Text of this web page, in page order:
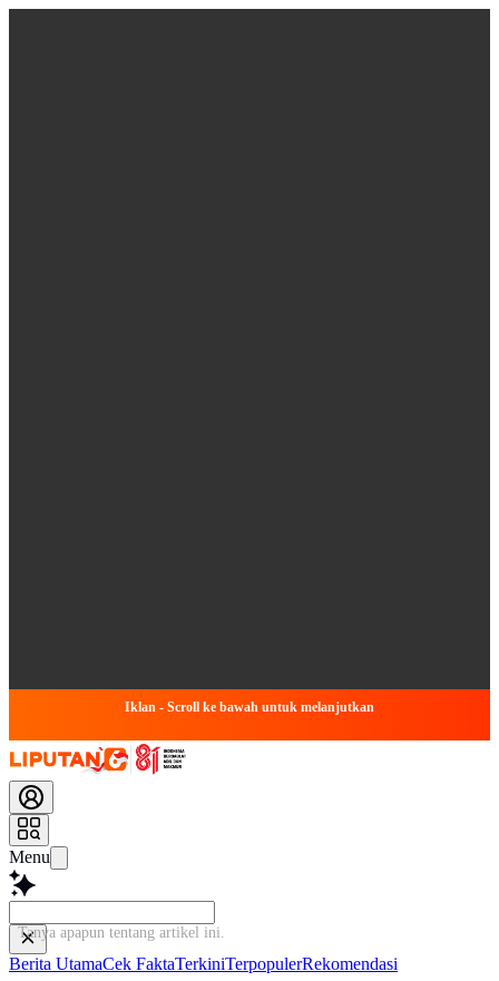
Iklan - Scroll ke bawah untuk melanjutkan
Menu
Tanya apapun tentang art
Berita UtamaCek FaktaTerkiniTerpopulerRekomendasi